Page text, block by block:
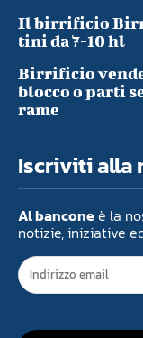
Il birrificio
tini da 7-10 hl
Birrificio
blocco o parti
rame
Iscriviti alla
Al banconeè la
notizie, iniziative